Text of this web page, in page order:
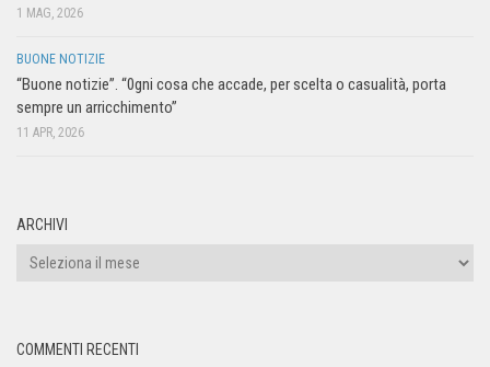
1 MAG, 2026
BUONE NOTIZIE
“Buone notizie”. “0gni cosa che accade, per scelta o casualità, porta
sempre un arricchimento”
11 APR, 2026
ARCHIVI
COMMENTI RECENTI